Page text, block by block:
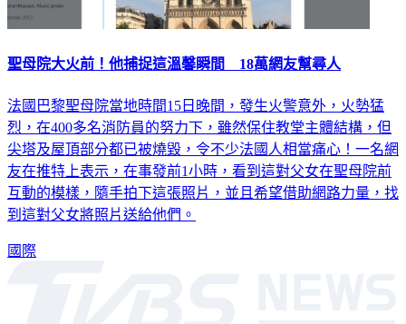
聖母院大火前！他捕捉這溫馨瞬間 18萬網友幫尋人
法國巴黎聖母院當地時間15日晚間，發生火警意外，火勢猛
烈，在400多名消防員的努力下，雖然保住教堂主體結構，但
尖塔及屋頂部分都已被燒毀，令不少法國人相當痛心！一名網
友在推特上表示，在事發前1小時，看到這對父女在聖母院前
互動的模樣，隨手拍下這張照片，並且希望借助網路力量，找
到這對父女將照片送給他們。
國際